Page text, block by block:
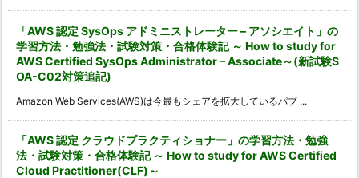
「AWS 認定 SysOps アドミニストレーター – アソシエイト」の
学習方法・勉強法・試験対策・合格体験記 ～ How to study for
AWS Certified SysOps Administrator – Associate～(新試験S
OA-C02対策追記)
Amazon Web Services(AWS)は今最もシェアを拡大しているパブ ...
「AWS 認定 クラウドプラクティショナー」の学習方法・勉強
法・試験対策・合格体験記 ～ How to study for AWS Certified
Cloud Practitioner(CLF)～